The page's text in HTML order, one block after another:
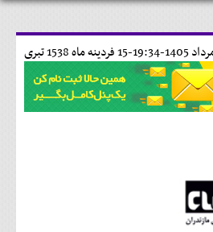
15 فردينه ماه 1538 تبری